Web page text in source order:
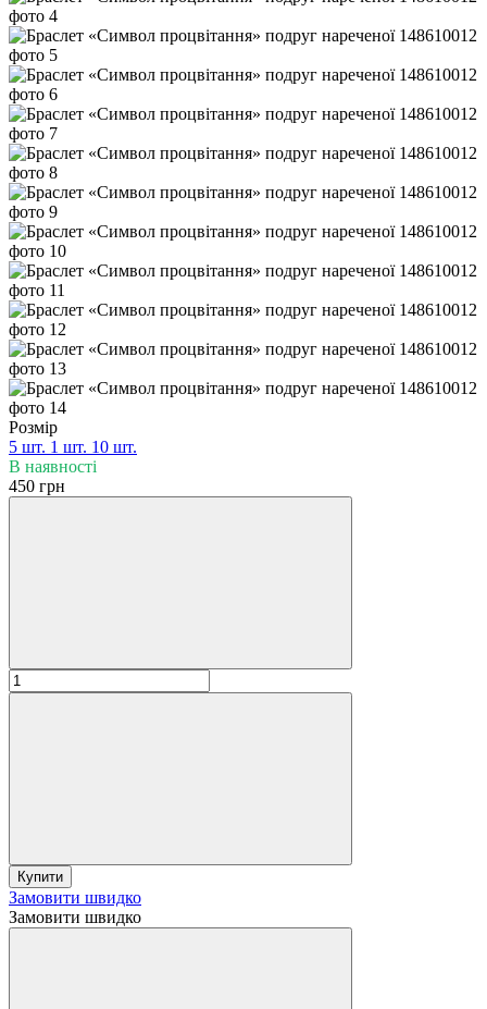
Розмір
5 шт. 1 шт. 10 шт.
В наявності
450 грн
Купити
Замовити швидко
Замовити швидко